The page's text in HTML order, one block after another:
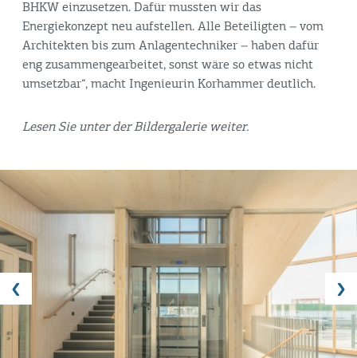
BHKW einzusetzen. Dafür mussten wir das
Energiekonzept neu aufstellen. Alle Beteiligten – vom
Architekten bis zum Anlagentechniker – haben dafür
eng zusammengearbeitet, sonst wäre so etwas nicht
umsetzbar“, macht Ingenieurin Korhammer deutlich.
Lesen Sie unter der Bildergalerie weiter.